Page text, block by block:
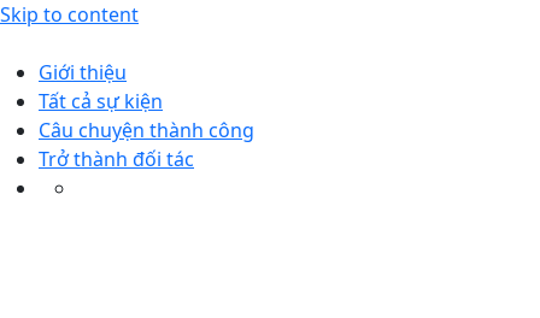
Skip to content
Giới thiệu
Tất cả sự kiện
Câu chuyện thành công
Trở thành đối tác